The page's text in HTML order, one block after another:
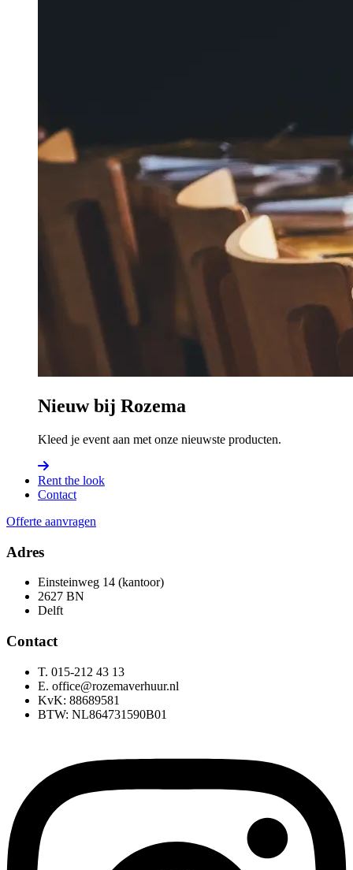
Nieuw bij Rozema
Kleed je event aan met onze nieuwste producten.
Rent the look
Contact
Offerte aanvragen
Adres
Einsteinweg 14 (kantoor)
2627 BN
Delft
Contact
T. 015-212 43 13
E. office@rozemaverhuur.nl
KvK: 88689581
BTW: NL864731590B01